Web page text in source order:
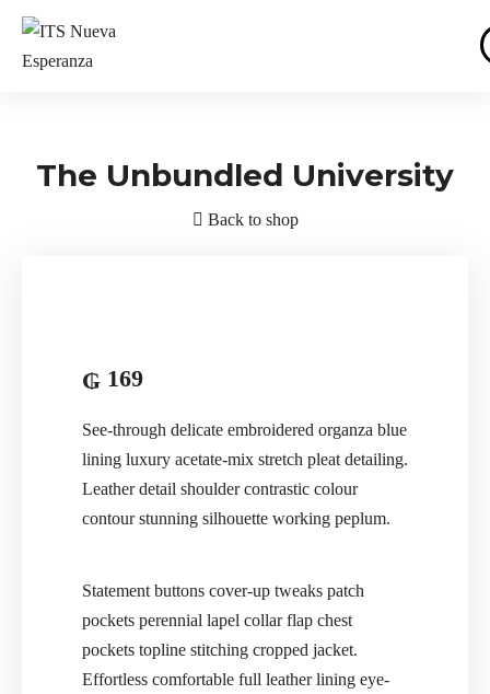
The Unbundled University
Back to shop
₲ 169
See-through delicate embroidered organza blue
lining luxury acetate-mix stretch pleat detailing.
Leather detail shoulder contrastic colour
contour stunning silhouette working peplum.
Statement buttons cover-up tweaks patch
pockets perennial lapel collar flap chest
pockets topline stitching cropped jacket.
Effortless comfortable full leather lining eye-